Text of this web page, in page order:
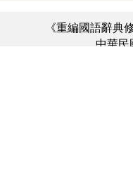
《重編國語辭典
中華民